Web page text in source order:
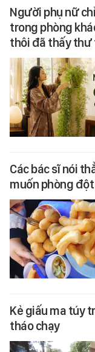
Người phụ nữ
trong phòng
thôi đã thấy thư
Các bác sĩ nói
muốn phòng
Kẻ giấu ma túy
tháo chạy